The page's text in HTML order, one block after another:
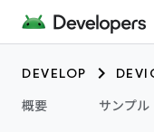
DEVELOP
概要
サンプル